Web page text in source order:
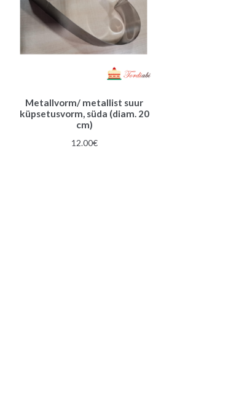
Metallvorm/ metallist suur
küpsetusvorm, süda (diam. 20
cm)
12.00€